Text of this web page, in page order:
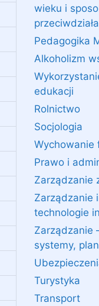
wieku i
Pedagogika
Alkoholizm
edukacji
Rolnictwo
Socjologia
Wychowanie
Prawo i
Zarządzanie
Zarządzanie
technologie
Zarządzanie
systemy,
Turystyka
Transport